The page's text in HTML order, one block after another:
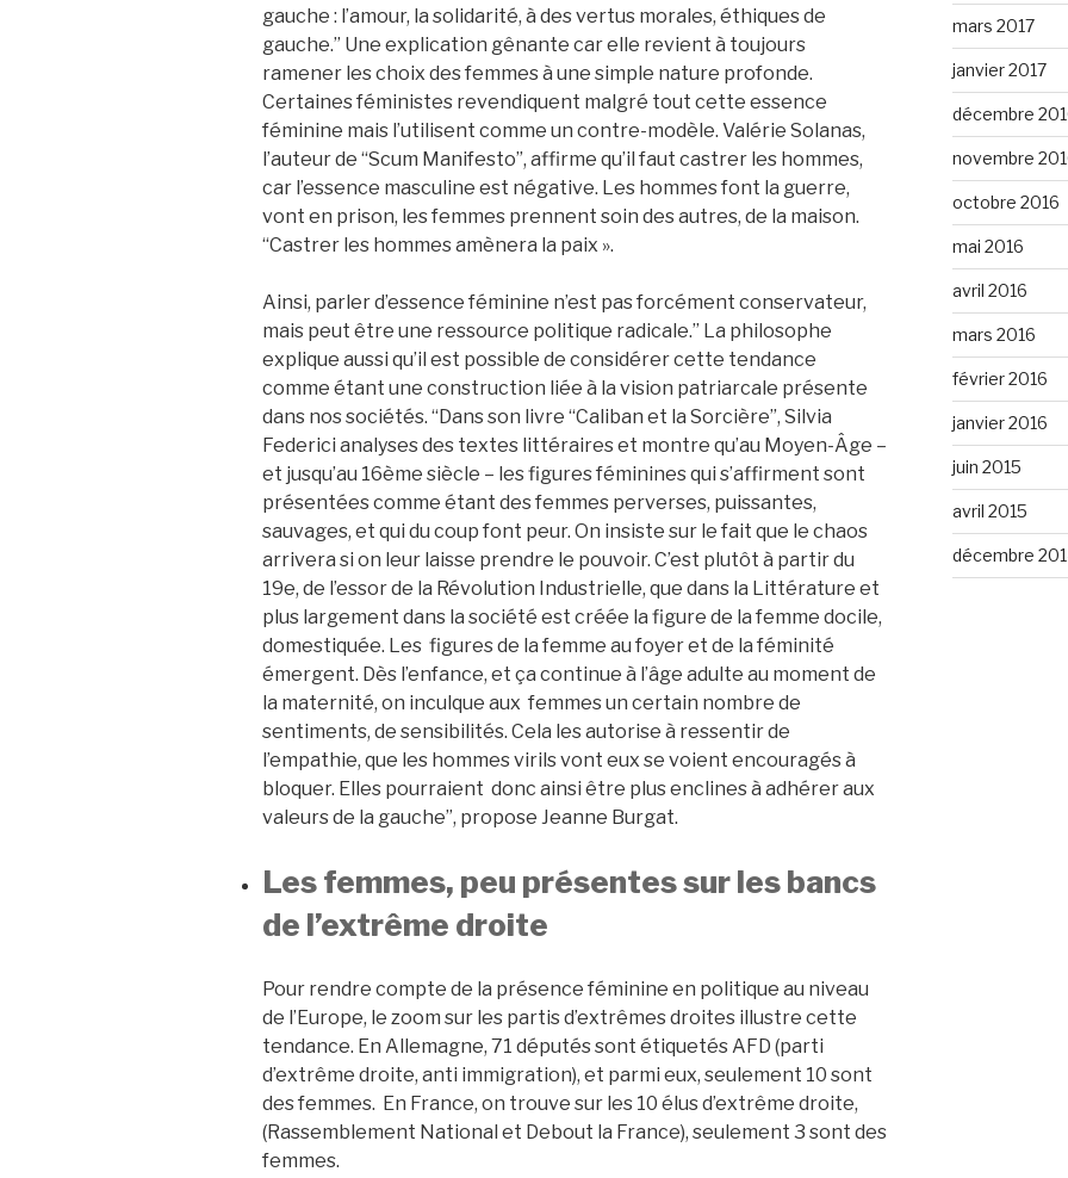
gauche : l’amour, la solidarité, à des vertus morales, éthiques de
gauche.” Une explication gênante car elle revient à toujours
ramener les choix des femmes à une simple nature profonde.
Certaines féministes revendiquent malgré tout cette essence
féminine mais l’utilisent comme un contre-modèle. Valérie Solanas,
l’auteur de “Scum Manifesto”, affirme qu’il faut castrer les hommes,
car l’essence masculine est négative. Les hommes font la guerre,
vont en prison, les femmes prennent soin des autres, de la maison.
“Castrer les hommes amènera la paix ».
Ainsi, parler d’essence féminine n’est pas forcément conservateur,
mais peut être une ressource politique radicale.” La philosophe
explique aussi qu’il est possible de considérer cette tendance
comme étant une construction liée à la vision patriarcale présente
dans nos sociétés. “Dans son livre “Caliban et la Sorcière”, Silvia
Federici analyses des textes littéraires et montre qu’au Moyen-Âge –
et jusqu’au 16ème siècle – les figures féminines qui s’affirment sont
présentées comme étant des femmes perverses, puissantes,
sauvages, et qui du coup font peur. On insiste sur le fait que le chaos
arrivera si on leur laisse prendre le pouvoir. C’est plutôt à partir du
19e, de l’essor de la Révolution Industrielle, que dans la Littérature et
plus largement dans la société est créée la figure de la femme docile,
domestiquée. Les figures de la femme au foyer et de la féminité
émergent. Dès l’enfance, et ça continue à l’âge adulte au moment de
la maternité, on inculque aux femmes un certain nombre de
sentiments, de sensibilités. Cela les autorise à ressentir de
l’empathie, que les hommes virils vont eux se voient encouragés à
bloquer. Elles pourraient donc ainsi être plus enclines à adhérer aux
valeurs de la gauche”, propose Jeanne Burgat.
Les femmes, peu présentes sur les bancs
de l’extrême droite
Pour rendre compte de la présence féminine en politique au niveau
de l’Europe, le zoom sur les partis d’extrêmes droites illustre cette
tendance. En Allemagne, 71 députés sont étiquetés AFD (parti
d’extrême droite, anti immigration), et parmi eux, seulement 10 sont
des femmes. En France, on trouve sur les 10 élus d’extrême droite,
(Rassemblement National et Debout la France), seulement 3 sont des
femmes.
mars 2017
janvier 2017
décembre
novembre
octobre 2016
mai 2016
avril 2016
mars 2016
février 2016
janvier 2016
juin 2015
avril 2015
décembre